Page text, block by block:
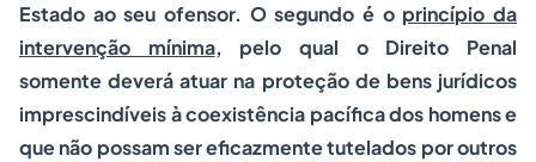
Estado ao seu ofensor. O segundo é o princípio da
intervenção mínima, pelo qual o Direito Penal
somente deverá atuar na proteção de bens jurídicos
imprescindíveis à coexistência pacífica dos homens e
que não possam ser eficazmente tutelados por outros